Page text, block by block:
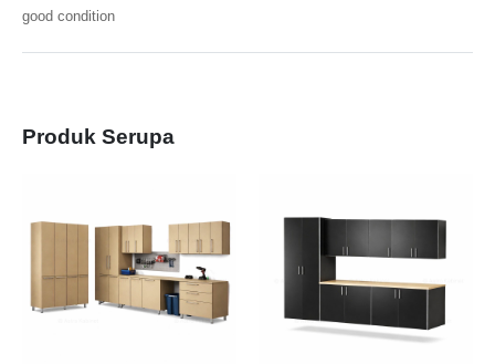
good condition
Produk Serupa